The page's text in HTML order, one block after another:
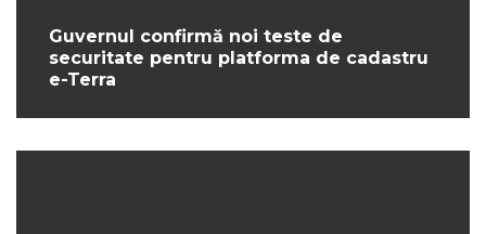
Guvernul confirmă noi teste de
securitate pentru platforma de cadastru
e-Terra